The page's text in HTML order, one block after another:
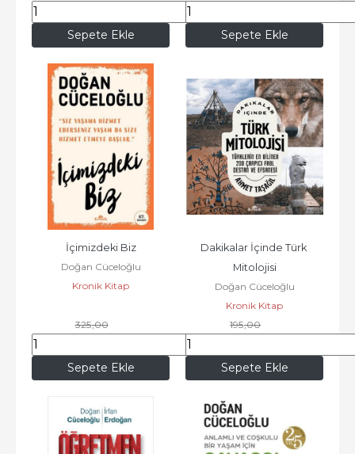
Sepete Ekle
221,25
Sepete Ekle
296,25
Sepete Ekle
İçimizdeki Biz
Doğan Cüceloğlu
Kronik Kitap
325,00
243,75
Sepete Ekle
Dakikalar İçinde Türk
Mitolojisi
Doğan Cüceloğlu
Kronik Kitap
195,00
146,25